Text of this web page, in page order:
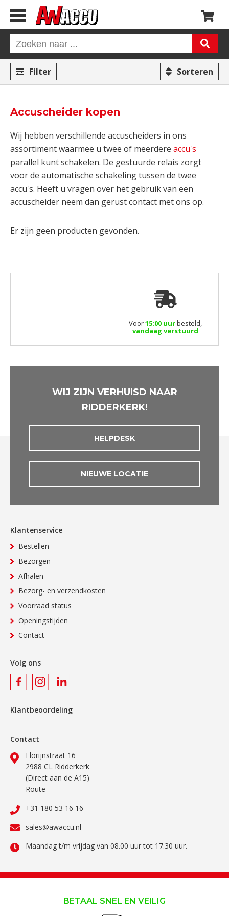
Filter Sorteren
Accuscheider kopen
Wij hebben verschillende accuscheiders in ons
assortiment waarmee u twee of meerdere accu's
parallel kunt schakelen. De gestuurde relais zorgt
voor de automatische schakeling tussen de twee
accu's. Heeft u vragen over het gebruik van een
accuscheider neem dan gerust contact met ons op.
Er zijn geen producten gevonden.
Voor15:00 uurbesteld,
vandaag verstuurd
WIJ ZIJN VERHUISD NAAR
RIDDERKERK!
HELPDESK
NIEUWE LOCATIE
Klantenservice
Bestellen
Bezorgen
Afhalen
Bezorg- en verzendkosten
Voorraad status
Openingstijden
Contact
Volg ons
Klantbeoordeling
Contact
Florijnstraat 16
2988 CL Ridderkerk
(Direct aan de A15)
Route
+31 180 53 16 16
sales@awaccu.nl
Maandag t/m vrijdag van 08.00 uur tot 17.30 uur.
BETAAL SNEL EN VEILIG